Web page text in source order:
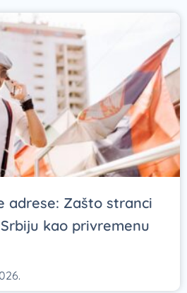
adrese: Zašto stranci
kao privremenu